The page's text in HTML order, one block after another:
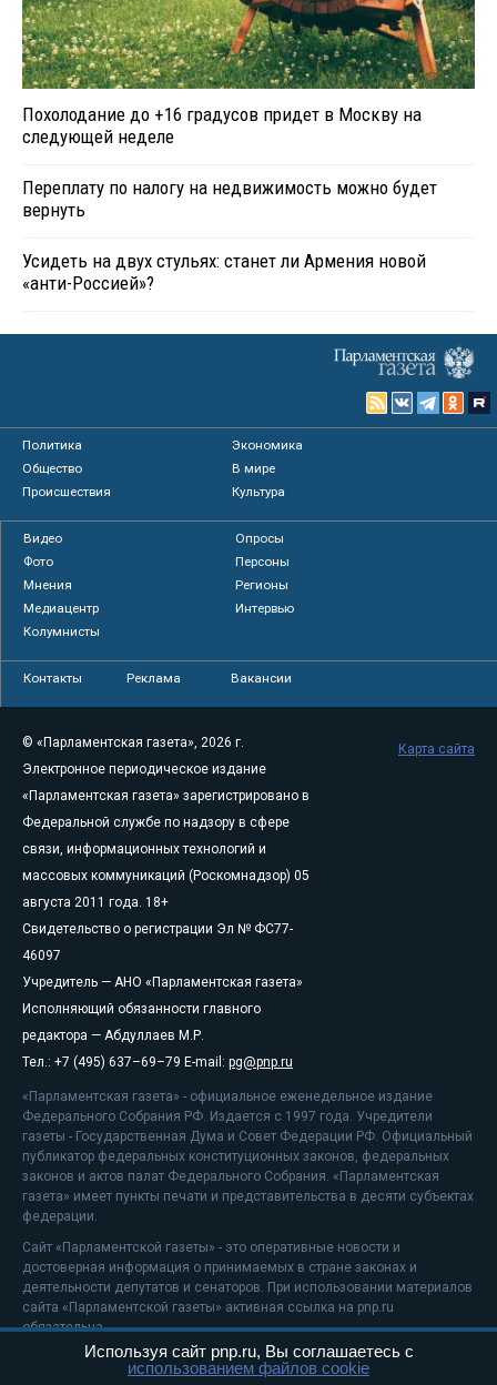
Похолодание до +16 градусов придет в Москву на
следующей неделе
Переплату по налогу на недвижимость можно будет
вернуть
Усидеть на двух стульях: станет ли Армения новой
«анти-Россией»?
Политика
Экономика
Общество
В мире
Происшествия
Культура
Видео
Опросы
Фото
Персоны
Мнения
Регионы
Медиацентр
Интервью
Колумнисты
Контакты Реклама Вакансии
© «Парламентская газета», 2026 г.
Электронное периодическое издание
«Парламентская газета» зарегистрировано в
Федеральной службе по надзору в сфере
связи, информационных технологий и
массовых коммуникаций (Роскомнадзор) 05
августа 2011 года. 18+
Свидетельство о регистрации Эл № ФС77-
46097
Учредитель — АНО «Парламентская газета»
Исполняющий обязанности главного
редактора — Абдуллаев М.Р.
Тел.: +7 (495) 637–69–79 E-mail: pg@pnp.ru
«Парламентская газета» - официальное еженедельное издание
Федерального Собрания РФ. Издается с 1997 года. Учредители
газеты - Государственная Дума и Совет Федерации РФ. Официальный
публикатор федеральных конституционных законов, федеральных
законов и актов палат Федерального Собрания. «Парламентская
газета» имеет пункты печати и представительства в десяти субъектах
федерации.
Сайт «Парламентской газеты» - это оперативные новости и
достоверная информация о принимаемых в стране законах и
деятельности депутатов и сенаторов. При использовании материалов
сайта «Парламентской газеты» активная ссылка на pnp.ru
обязательна.
На информационном ресурсе применяютсярекомендательные
Карта сайта
Используя сайт pnp.ru, Вы соглашаетесь с
использованием файлов cookie